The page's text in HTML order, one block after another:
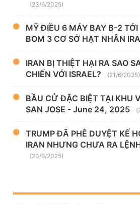
(23/6/2025)
MỸ ĐIỀU 6 MÁY BAY B-2
BOM 3 CƠ SỞ HẠT NHÂN
IRAN BỊ THIỆT HẠI RA SAO
CHIẾN VỚI ISRAEL?
(21/6/2025)
BẦU CỬ ĐẶC BIỆT TẠI KHU
SAN JOSE - June 24, 2025
TRUMP ĐÃ PHÊ DUYỆT KẾ
IRAN NHƯNG CHƯA RA
(20/6/2025)